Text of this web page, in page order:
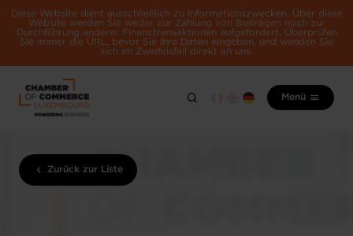
Diese Website dient ausschließlich zu Informationszwecken. Über diese
Website werden Sie weder zur Zahlung von Beiträgen noch zur
Durchführung anderer Finanztransaktionen aufgefordert. Überprüfen
Sie immer die URL, bevor Sie Ihre Daten eingeben, und wenden Sie
sich im Zweifelsfall direkt an uns.
Menü
Zurück zur Liste